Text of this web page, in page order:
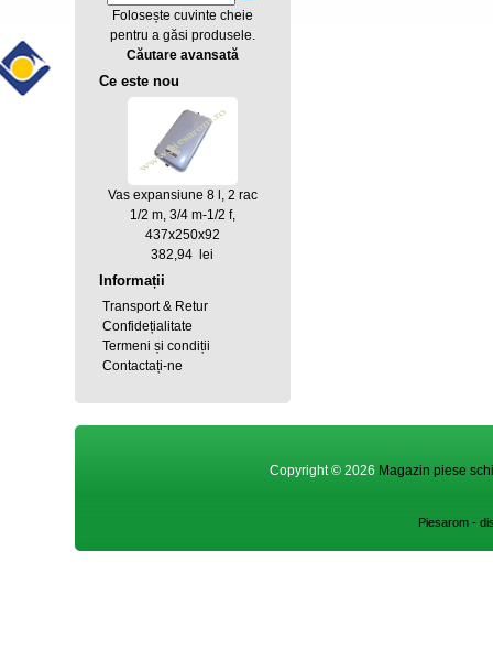
Folosește cuvinte cheie
pentru a găsi produsele.
Căutare avansată
Ce este nou
Vas expansiune 8 l, 2 rac
1/2 m, 3/4 m-1/2 f,
437x250x92
382,94 lei
Informații
Transport & Retur
Confidețialitate
Termeni și condiții
Contactați-ne
Copyright © 2026 Magazin piese
Piesarom -